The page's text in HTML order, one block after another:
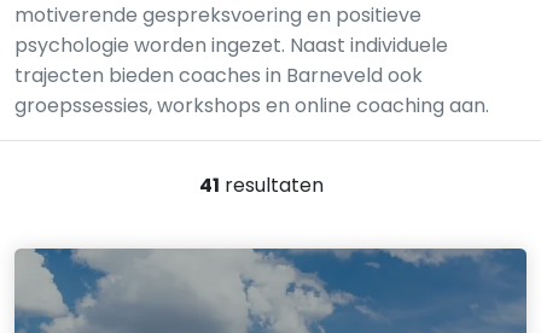
motiverende gespreksvoering en positieve
psychologie worden ingezet. Naast individuele
trajecten bieden coaches in Barneveld ook
groepssessies, workshops en online coaching aan.
41 resultaten